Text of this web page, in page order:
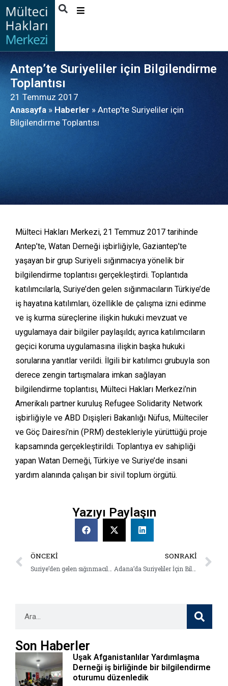
HAKKIMIZDA
FAALIYETLER
YAYINLAR
HABERLER
FAYDALANICI
HIKAYELERI
Antep’te Suriyeliler için Bilgilendirme
Toplantısı
21 Temmuz 2017
Anasayfa » Haberler » Antep’te Suriyeliler için
Bilgilendirme Toplantısı
Mülteci Hakları Merkezi, 21 Temmuz 2017 tarihinde
Antep’te, Watan Derneği işbirliğiyle, Gaziantep’te
yaşayan bir grup Suriyeli sığınmacıya yönelik bir
bilgilendirme toplantısı gerçekleştirdi. Toplantıda
katılımcılarla, Suriye’den gelen sığınmacıların Türkiye’de
iş hayatına katılımları, özellikle de çalışma izni edinme
ve iş kurma süreçlerine ilişkin hukuki mevzuat ve
uygulamaya dair bilgiler paylaşıldı; ayrıca katılımcıların
geçici koruma uygulamasına ilişkin başka hukuki
sorularına yanıtlar verildi. İlgili bir katılımcı grubuyla son
derece zengin tartışmalara imkan sağlayan
bilgilendirme toplantısı, Mülteci Hakları Merkezi’nin
Amerikalı partner kuruluş Refugee Solidarity Network
işbirliğiyle ve ABD Dışişleri Bakanlığı Nüfus, Mülteciler
ve Göç Dairesi’nin (PRM) destekleriyle yürüttüğü proje
kapsamında gerçekleştirildi. Toplantıya ev sahipliği
yapan Watan Derneği, Türkiye ve Suriye’de insani
yardım alanında çalışan bir sivil toplum örgütü.
Yazıyı Paylaşın
ÖNCEKI SONRAKI
Son Haberler
Uşak Afganistanlılar Yardımlaşma
Derneği iş birliğinde bir bilgilendirme
oturumu düzenledik